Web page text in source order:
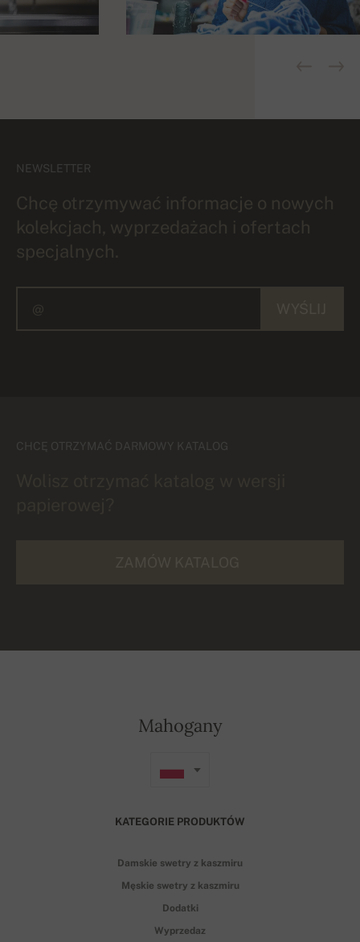
NEWSLETTER
Chcę otrzymywać informacje o nowych
kolekcjach, wyprzedażach i ofertach
specjalnych.
CHCĘ OTRZYMAĆ DARMOWY KATALOG
Mahogany
KATEGORIE PRODUKTÓW
Damskie swetry z kaszmiru
Męskie swetry z kaszmiru
Dodatki
Wyprzedaz